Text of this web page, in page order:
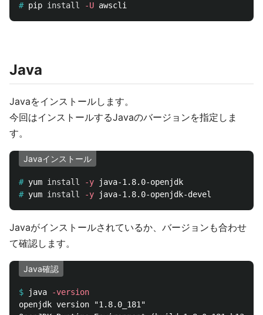
# pip install -U
Java
Javaをインストールします。
今回はインストールするJavaのバージョンを指定しま
す。
Javaインストール
# yum install -y
# yum install -y
Javaがインストールされているか、バージョンも合わせ
て確認します。
Java確認
$ java
-version
openjdk version "1.8.0_181"